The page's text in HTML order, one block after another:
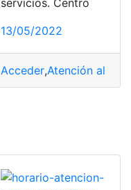
servicios. Centro
13/05/2022
Acceder,Atención al